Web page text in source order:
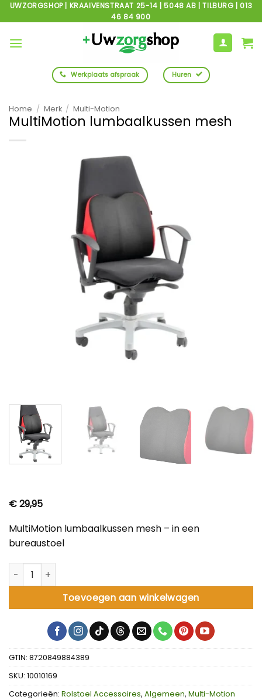
Ga
naar
inhoud
UWZORGSHOP | KRAAIVENSTRAAT 25-14 | 5048 AB | TILBURG | 013
46 84 900
Werkplaats afspraak Huren
Home / Merk / Multi-Motion
MultiMotion lumbaalkussen mesh
€29,95
MultiMotion lumbaalkussen mesh – in een
bureaustoel
MultiMotion lumbaalkussen mesh aantal
Toevoegen aan winkelwagen
GTIN: 8720849884389
SKU: 10010169
Categorieën: Rolstoel Accessoires, Algemeen, Multi-Motion